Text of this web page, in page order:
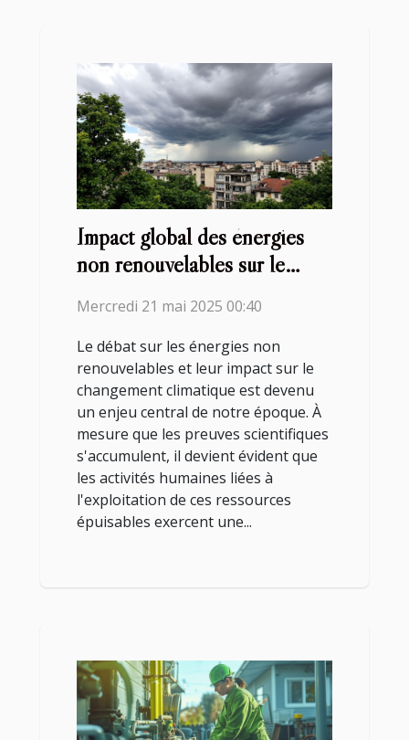
Impact global des énergies
non renouvelables sur le
Mercredi 21 mai 2025 00:40
Le débat sur les énergies non
renouvelables et leur impact sur le
changement climatique est devenu
un enjeu central de notre époque. À
mesure que les preuves scientifiques
s'accumulent, il devient évident que
les activités humaines liées à
l'exploitation de ces ressources
épuisables exercent une...